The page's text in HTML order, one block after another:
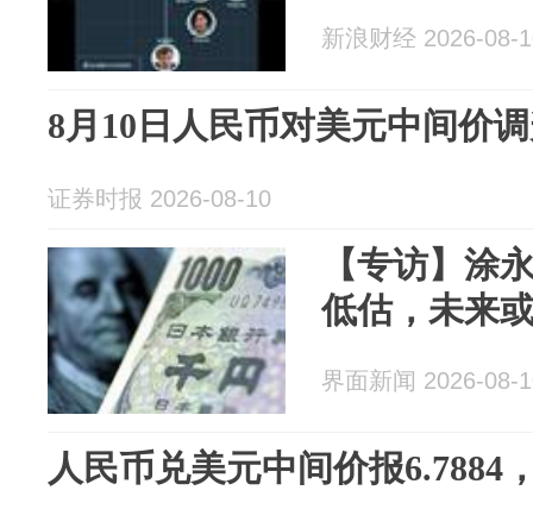
新浪财经 2026-08-
8月10日人民币对美元中间价
证券时报 2026-08-10
【专访】涂
低估，未来
界面新闻 2026-08-
人民币兑美元中间价报6.7884